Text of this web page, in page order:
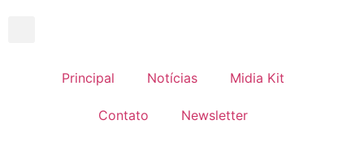
Principal Notícias Midia Kit
Contato Newsletter